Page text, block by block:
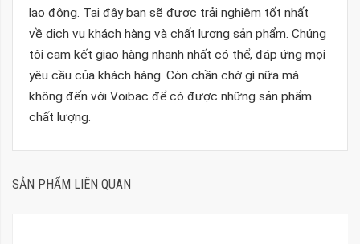
lao động. Tại đây bạn sẽ được trải nghiệm tốt nhất
về dịch vụ khách hàng và chất lượng sản phẩm. Chúng
tôi cam kết giao hàng nhanh nhất có thể, đáp ứng mọi
yêu cầu của khách hàng. Còn chần chờ gì nữa mà
không đến với Voibac để có được những sản phẩm
chất lượng.
SẢN PHẨM LIÊN QUAN